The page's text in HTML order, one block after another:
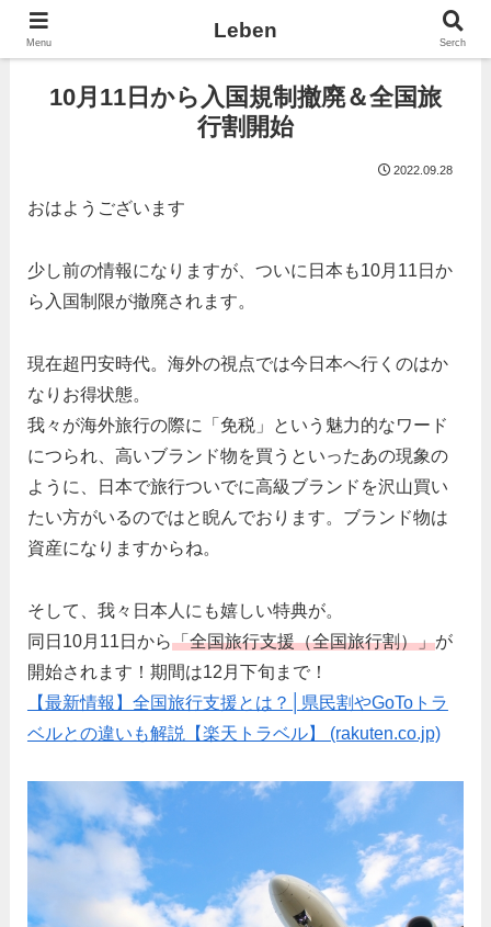
10月11日から入国規制撤廃＆全国旅
行割開始
2022.09.28
おはようございます
少し前の情報になりますが、ついに日本も10月11日か
ら入国制限が撤廃されます。
現在超円安時代。海外の視点では今日本へ行くのはか
なりお得状態。
我々が海外旅行の際に「免税」という魅力的なワード
につられ、高いブランド物を買うといったあの現象の
ように、日本で旅行ついでに高級ブランドを沢山買い
たい方がいるのではと睨んでおります。ブランド物は
資産になりますからね。
そして、我々日本人にも嬉しい特典が。
同日10月11日から「全国旅行支援（全国旅行割）」が
開始されます！期間は12月下旬まで！
【最新情報】全国旅行支援とは？│県民割やGoToトラ
ベルとの違いも解説【楽天トラベル】 (rakuten.co.jp)
Menu
Leben
Serch